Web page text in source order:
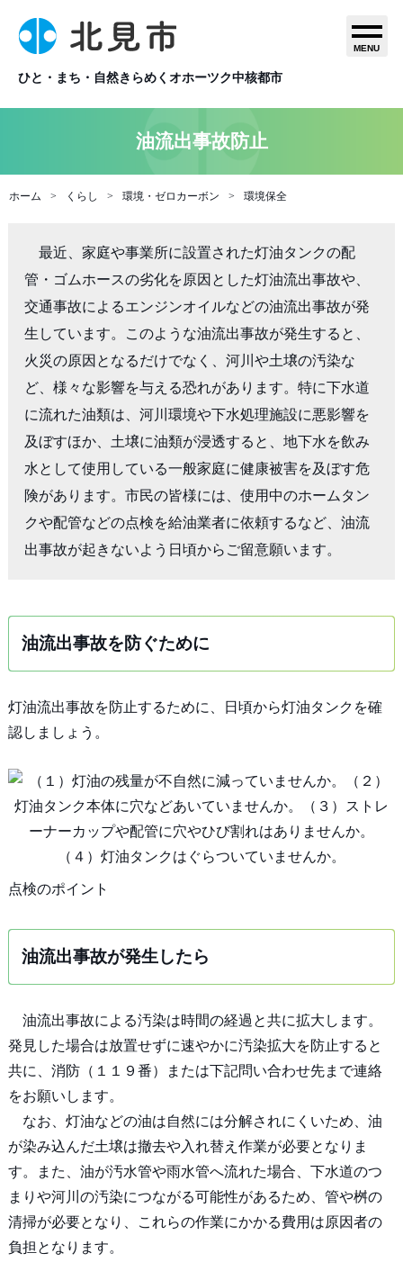
ひと・まち・自然きらめくオホーツク中核都市
MENU
油流出事故防止
ホーム くらし 環境・ゼロカーボン 環境保全
最近、家庭や事業所に設置された灯油タンクの配
管・ゴムホースの劣化を原因とした灯油流出事故や、
交通事故によるエンジンオイルなどの油流出事故が発
生しています。このような油流出事故が発生すると、
火災の原因となるだけでなく、河川や土壌の汚染な
ど、様々な影響を与える恐れがあります。特に下水道
に流れた油類は、河川環境や下水処理施設に悪影響を
及ぼすほか、土壌に油類が浸透すると、地下水を飲み
水として使用している一般家庭に健康被害を及ぼす危
険があります。市民の皆様には、使用中のホームタン
クや配管などの点検を給油業者に依頼するなど、油流
出事故が起きないよう日頃からご留意願います。
油流出事故を防ぐために
灯油流出事故を防止するために、日頃から灯油タンクを確
認しましょう。
点検のポイント
油流出事故が発生したら
油流出事故による汚染は時間の経過と共に拡大します。
発見した場合は放置せずに速やかに汚染拡大を防止すると
共に、消防（１１９番）または下記問い合わせ先まで連絡
をお願いします。
なお、灯油などの油は自然には分解されにくいため、油
が染み込んだ土壌は撤去や入れ替え作業が必要となりま
す。また、油が汚水管や雨水管へ流れた場合、下水道のつ
まりや河川の汚染につながる可能性があるため、管や桝の
清掃が必要となり、これらの作業にかかる費用は原因者の
負担となります。